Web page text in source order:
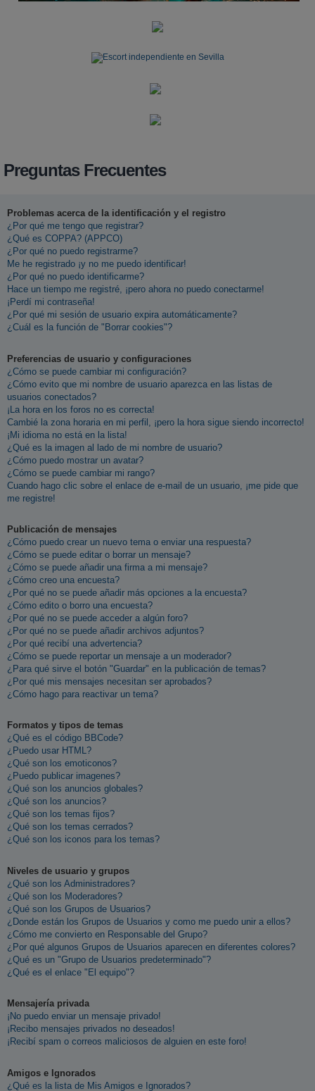
Preguntas Frecuentes
Problemas acerca de la identificación y el registro
¿Por qué me tengo que registrar?
¿Qué es COPPA? (APPCO)
¿Por qué no puedo registrarme?
Me he registrado ¡y no me puedo identificar!
¿Por qué no puedo identificarme?
Hace un tiempo me registré, ¡pero ahora no puedo conectarme!
¡Perdí mi contraseña!
¿Por qué mi sesión de usuario expira automáticamente?
¿Cuál es la función de "Borrar cookies"?
Preferencias de usuario y configuraciones
¿Cómo se puede cambiar mi configuración?
¿Cómo evito que mi nombre de usuario aparezca en las listas de
usuarios conectados?
¡La hora en los foros no es correcta!
Cambié la zona horaria en mi perfil, ¡pero la hora sigue siendo incorrecto!
¡Mi idioma no está en la lista!
¿Qué es la imagen al lado de mi nombre de usuario?
¿Cómo puedo mostrar un avatar?
¿Cómo se puede cambiar mi rango?
Cuando hago clic sobre el enlace de e-mail de un usuario, ¡me pide que
me registre!
Publicación de mensajes
¿Cómo puedo crear un nuevo tema o enviar una respuesta?
¿Cómo se puede editar o borrar un mensaje?
¿Cómo se puede añadir una firma a mi mensaje?
¿Cómo creo una encuesta?
¿Por qué no se puede añadir más opciones a la encuesta?
¿Cómo edito o borro una encuesta?
¿Por qué no se puede acceder a algún foro?
¿Por qué no se puede añadir archivos adjuntos?
¿Por qué recibí una advertencia?
¿Cómo se puede reportar un mensaje a un moderador?
¿Para qué sirve el botón "Guardar" en la publicación de temas?
¿Por qué mis mensajes necesitan ser aprobados?
¿Cómo hago para reactivar un tema?
Formatos y tipos de temas
¿Qué es el código BBCode?
¿Puedo usar HTML?
¿Qué son los emoticonos?
¿Puedo publicar imagenes?
¿Qué son los anuncios globales?
¿Qué son los anuncios?
¿Qué son los temas fijos?
¿Qué son los temas cerrados?
¿Qué son los iconos para los temas?
Niveles de usuario y grupos
¿Qué son los Administradores?
¿Qué son los Moderadores?
¿Qué son los Grupos de Usuarios?
¿Donde están los Grupos de Usuarios y como me puedo unir a ellos?
¿Cómo me convierto en Responsable del Grupo?
¿Por qué algunos Grupos de Usuarios aparecen en diferentes colores?
¿Qué es un "Grupo de Usuarios predeterminado"?
¿Qué es el enlace "El equipo"?
Mensajería privada
¡No puedo enviar un mensaje privado!
¡Recibo mensajes privados no deseados!
¡Recibí spam o correos maliciosos de alguien en este foro!
Amigos e Ignorados
¿Qué es la lista de Mis Amigos e Ignorados?